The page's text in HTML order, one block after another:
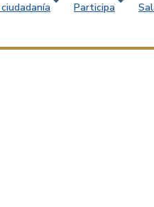
Participa